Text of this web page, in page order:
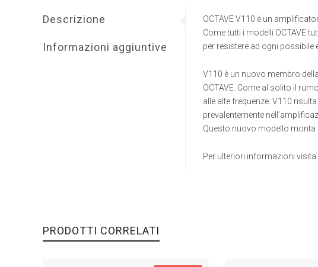
Descrizione
Informazioni aggiuntive
OCTAVE V110 è un
Come tutti i modelli OCTAVE
per resistere ad ogni possibile
V110 è un nuovo membro
OCTAVE. Come al solito il
alle alte frequenze. V110
prevalentemente
Questo nuovo modello monta
Per ulteriori informazioni
PRODOTTI CORRELATI